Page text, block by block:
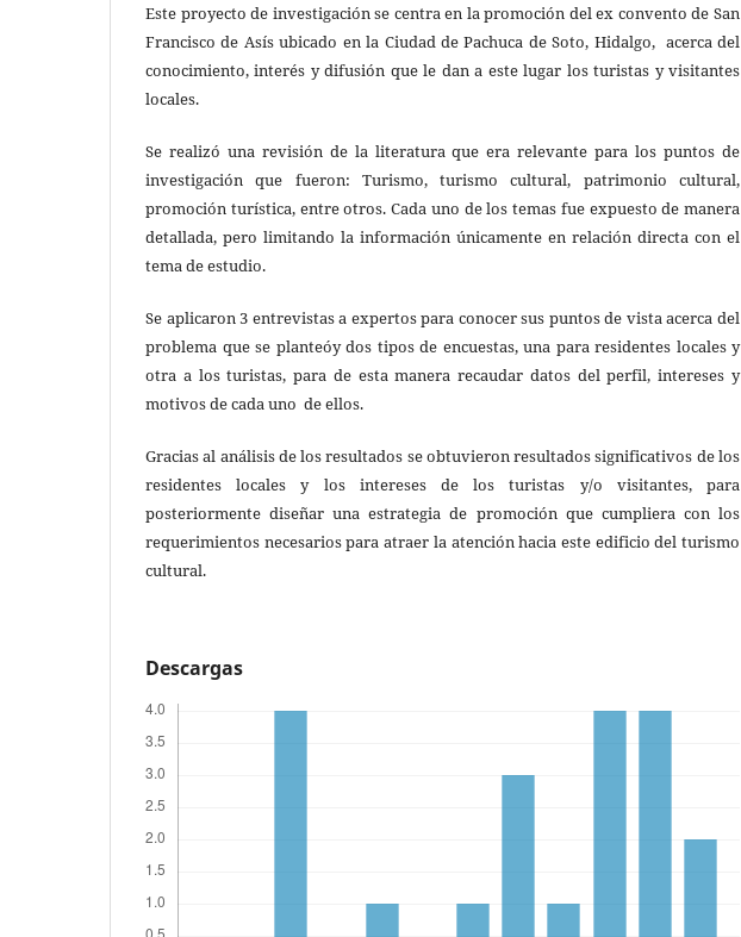
Este proyecto de investigación se centra en la promoción del ex convento de San
Francisco de Asís ubicado en la Ciudad de Pachuca de Soto, Hidalgo, acerca del
conocimiento, interés y difusión que le dan a este lugar los turistas y visitantes
locales.
Se realizó una revisión de la literatura que era relevante para los puntos de
investigación que fueron: Turismo, turismo cultural, patrimonio cultural,
promoción turística, entre otros. Cada uno de los temas fue expuesto de manera
detallada, pero limitando la información únicamente en relación directa con el
tema de estudio.
Se aplicaron 3 entrevistas a expertos para conocer sus puntos de vista acerca del
problema que se planteóy dos tipos de encuestas, una para residentes locales y
otra a los turistas, para de esta manera recaudar datos del perfil, intereses y
motivos de cada uno de ellos.
Gracias al análisis de los resultados se obtuvieron resultados significativos de los
residentes locales y los intereses de los turistas y/o visitantes, para
posteriormente diseñar una estrategia de promoción que cumpliera con los
requerimientos necesarios para atraer la atención hacia este edificio del turismo
cultural.
Descargas